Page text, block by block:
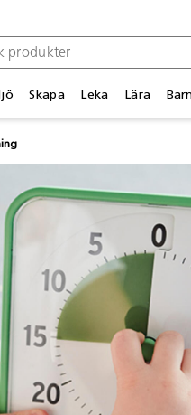
Skapa Leka Lära